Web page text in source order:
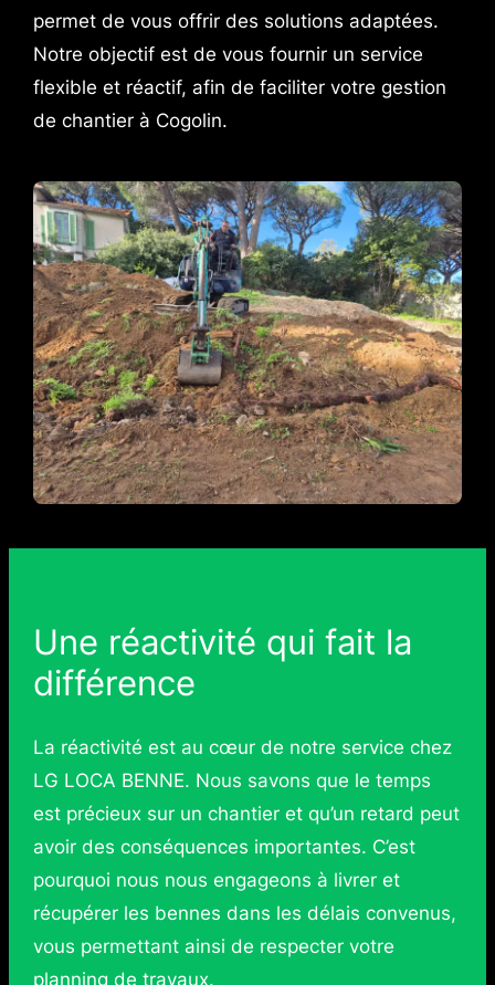
permet de vous offrir des solutions adaptées.
Notre objectif est de vous fournir un service
flexible et réactif, afin de faciliter votre gestion
de chantier à Cogolin.
Une réactivité qui fait la
différence
La réactivité est au cœur de notre service chez
LG LOCA BENNE. Nous savons que le temps
est précieux sur un chantier et qu’un retard peut
avoir des conséquences importantes. C’est
pourquoi nous nous engageons à livrer et
récupérer les bennes dans les délais convenus,
vous permettant ainsi de respecter votre
planning de travaux.